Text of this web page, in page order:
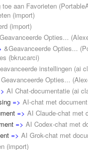
toe aan Favorieten (
(import)
(import)
Geavanceerde Opties... (
&Geavanceerde Opties... (
(bkrucarci)
instellingen (ai
Geavanceerde Opties... (
AI Chat-documentatie (ai
=> AI-chat met
=> AI Claude-chat met
=> AI Codex-chat met
=> AI Grok-chat met
(import)